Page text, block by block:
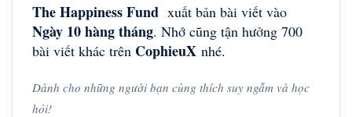
The Happiness Fund xuất bản bài viết vào
Ngày 10 hàng tháng. Nhớ cũng tận hưởng 700
bài viết khác trên CophieuX nhé.
Dành cho những người bạn cùng thích suy ngẫm và học
hỏi!